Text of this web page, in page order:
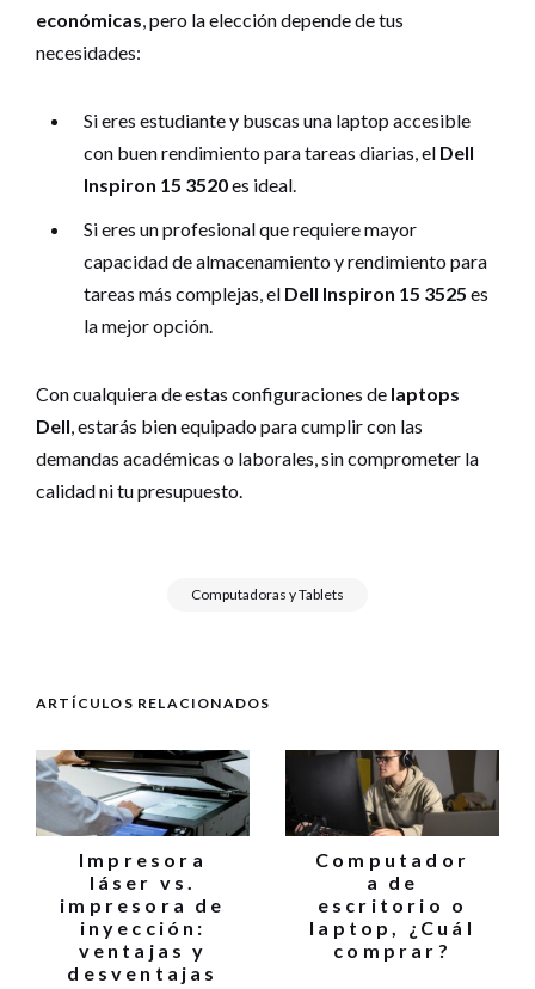
económicas, pero la elección depende de tus
necesidades:
Si eres estudiante y buscas una laptop accesible
con buen rendimiento para tareas diarias, el Dell
Inspiron 15 3520es ideal.
Si eres un profesional que requiere mayor
capacidad de almacenamiento y rendimiento para
tareas más complejas, el Dell Inspiron 15 3525 es
la mejor opción.
Con cualquiera de estas configuraciones de laptops
Dell, estarás bien equipado para cumplir con las
demandas académicas o laborales, sin comprometer la
calidad ni tu presupuesto.
Computadoras y Tablets
ARTÍCULOS RELACIONADOS
Impresora
láser vs.
impresora de
inyección:
ventajas y
desventajas
Computador
a de
escritorio o
laptop, ¿Cuál
comprar?